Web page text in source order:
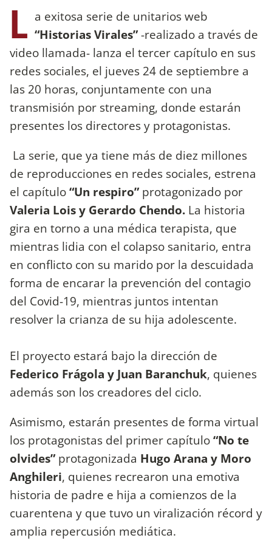
L a exitosa serie de unitarios web
“Historias Virales”-realizado a través de
video llamada- lanza el tercer capítulo en sus
redes sociales, el jueves 24 de septiembre a
las 20 horas, conjuntamente con una
transmisión por streaming, donde estarán
presentes los directores y protagonistas.
La serie, que ya tiene más de diez millones
de reproducciones en redes sociales, estrena
el capítulo“Un respiro”protagonizado por
Valeria Lois y Gerardo Chendo. La historia
gira en torno a una médica terapista, que
mientras lidia con el colapso sanitario, entra
en conflicto con su marido por la descuidada
forma de encarar la prevención del contagio
del Covid-19, mientras juntos intentan
resolver la crianza de su hija adolescente.
El proyecto estará bajo la dirección de
Federico Frágola y Juan Baranchuk, quienes
además son los creadores del ciclo.
Asimismo, estarán presentes de forma virtual
los protagonistas del primer capítulo“No te
olvides”protagonizada Hugo Arana y Moro
Anghileri, quienes recrearon una emotiva
historia de padre e hija a comienzos de la
cuarentena y que tuvo un viralización récord y
amplia repercusión mediática.